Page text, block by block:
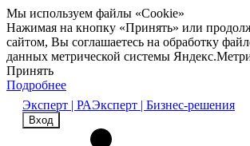
Мы используем файлы «Cookie»
Нажимая на кнопку «Принять» или
сайтом, Вы соглашаетесь на обработку
данных метрической системы
Принять
Подробнее
Эксперт | РАЭксперт | Бизнес-решения
Вход